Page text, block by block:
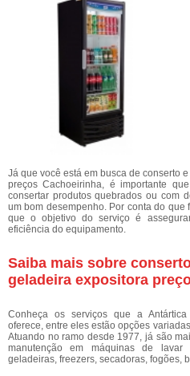
Já que você está em busca de conserto
preços Cachoeirinha, é importante
consertar produtos quebrados ou com
um bom desempenho. Por conta do
que o objetivo do serviço é
eficiência do equipamento.
Saiba mais sobre
geladeira expositora
Conheça os serviços que a Antártica
oferece, entre eles estão opções
Atuando no ramo desde 1977, já são
manutenção em máquinas de
geladeiras, freezers, secadoras, fogões,